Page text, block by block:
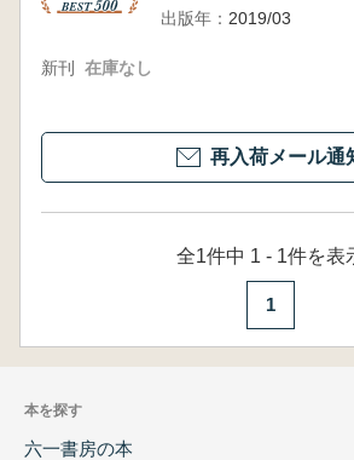
出版年： 2019/03
新刊 在庫なし
再入荷メール通
全1件中 1 - 1件を表
1
本を探す
六一書房の本